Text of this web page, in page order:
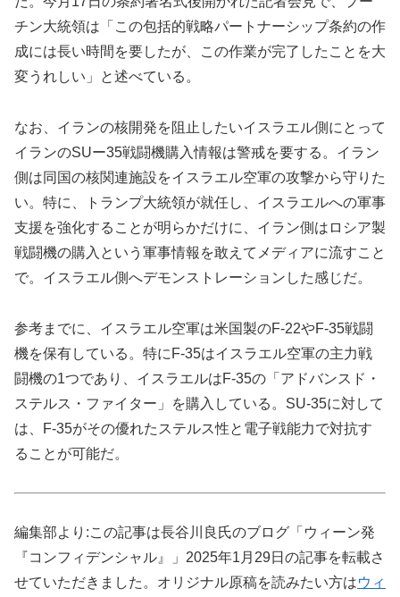
チン大統領は「この包括的戦略パートナーシップ条約の作
成には長い時間を要したが、この作業が完了したことを大
変うれしい」と述べている。
なお、イランの核開発を阻止したいイスラエル側にとって
イランのSUー35戦闘機購入情報は警戒を要する。イラン
側は同国の核関連施設をイスラエル空軍の攻撃から守りた
い。特に、トランプ大統領が就任し、イスラエルへの軍事
支援を強化することが明らかだけに、イラン側はロシア製
戦闘機の購入という軍事情報を敢えてメディアに流すこと
で。イスラエル側へデモンストレーションした感じだ。
参考までに、イスラエル空軍は米国製のF-22やF-35戦闘
機を保有している。特にF-35はイスラエル空軍の主力戦
闘機の1つであり、イスラエルはF-35の「アドバンスド・
ステルス・ファイター」を購入している。SU-35に対して
は、F-35がその優れたステルス性と電子戦能力で対抗す
ることが可能だ。
編集部より:この記事は長谷川良氏のブログ「ウィーン発
『コンフィデンシャル』」2025年1月29日の記事を転載さ
せていただきました。オリジナル原稿を読みたい方はウィ